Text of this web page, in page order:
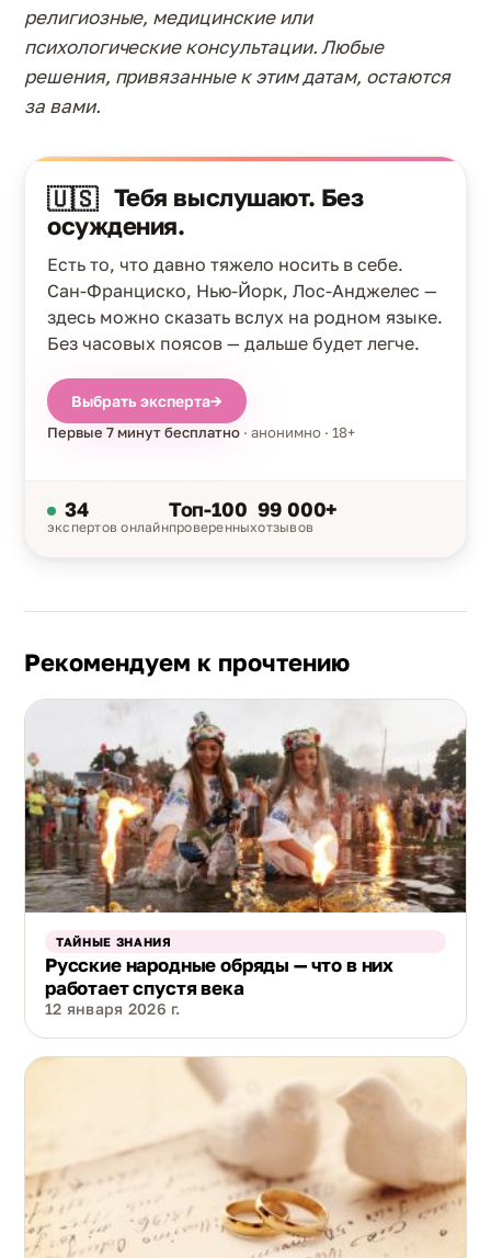
религиозные, медицинские или
психологические консультации. Любые
решения, привязанные к этим датам, остаются
за вами.
🇺🇸 Тебя выслушают. Без
осуждения.
Есть то, что давно тяжело носить в себе.
Сан-Франциско, Нью-Йорк, Лос-Анджелес —
здесь можно сказать вслух на родном языке.
Без часовых поясов — дальше будет легче.
Выбрать эксперта→
Первые 7 минут бесплатно · анонимно · 18+
34
экспертов онлайн
Топ-100
проверенных
99 000+
отзывов
Рекомендуем к прочтению
ТАЙНЫЕ ЗНАНИЯ
Русские народные обряды — что в них
работает спустя века
12 января 2026 г.